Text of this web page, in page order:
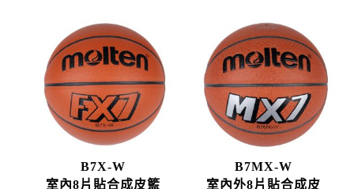
B7X-W
室內8片貼合成皮籃
B7MX-W
室內外8片貼合成皮